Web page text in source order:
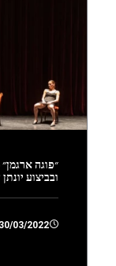
״פוגה
ובביצוע
30/03/2022